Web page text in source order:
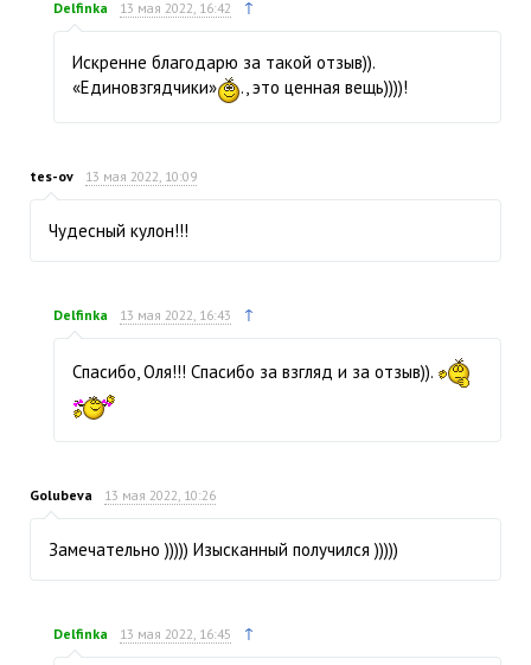
Delfinka 13 мая 2022, 16:42 ↑
Искренне благодарю за такой отзыв)).
«Единовзгядчики»
., это ценная вещь))))!
tes-ov 13 мая 2022, 10:09
Чудесный кулон!!!
Delfinka 13 мая 2022, 16:43 ↑
Спасибо, Оля!!! Спасибо за взгляд и за отзыв)).
Golubeva 13 мая 2022, 10:26
Замечательно ))))) Изысканный получился )))))
Delfinka 13 мая 2022, 16:45 ↑